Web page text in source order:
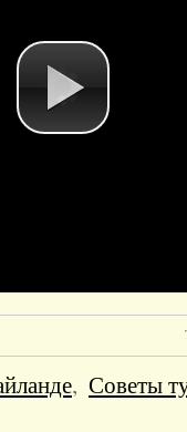
, Советы